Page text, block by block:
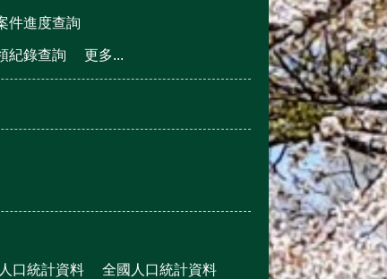
件進度查詢
紀錄查詢 更多...
口統計資料 全國人口統計資料